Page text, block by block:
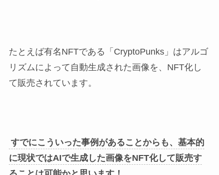
たとえば有名NFTである「CryptoPunks」はアルゴ
リズムによって自動生成された画像を、NFT化し
て販売されています。
すでにこういった事例があることからも、基本的
に現状ではAIで生成した画像をNFT化して販売す